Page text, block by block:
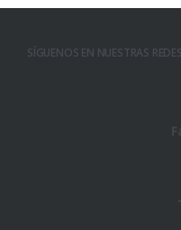
SÍGUENOS EN NUESTRAS